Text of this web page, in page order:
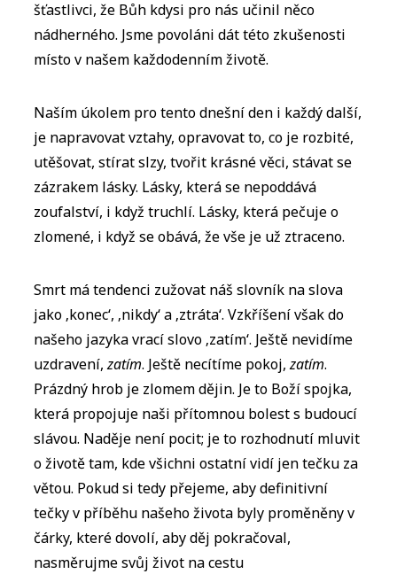
šťastlivci, že Bůh kdysi pro nás učinil něco
nádherného. Jsme povoláni dát této zkušenosti
místo v našem každodenním životě.
Naším úkolem pro tento dnešní den i každý další,
je napravovat vztahy, opravovat to, co je rozbité,
utěšovat, stírat slzy, tvořit krásné věci, stávat se
zázrakem lásky. Lásky, která se nepoddává
zoufalství, i když truchlí. Lásky, která pečuje o
zlomené, i když se obává, že vše je už ztraceno.
Smrt má tendenci zužovat náš slovník na slova
jako ‚konec‘, ‚nikdy‘ a ‚ztráta‘. Vzkříšení však do
našeho jazyka vrací slovo ‚zatím‘. Ještě nevidíme
uzdravení,zatím. Ještě necítíme pokoj,zatím.
Prázdný hrob je zlomem dějin. Je to Boží spojka,
která propojuje naši přítomnou bolest s budoucí
slávou. Naděje není pocit; je to rozhodnutí mluvit
o životě tam, kde všichni ostatní vidí jen tečku za
větou. Pokud si tedy přejeme, aby definitivní
tečky v příběhu našeho života byly proměněny v
čárky, které dovolí, aby děj pokračoval,
nasměrujme svůj život na cestu